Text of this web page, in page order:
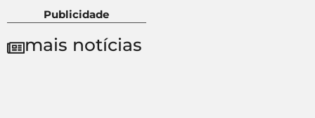
Publicidade
mais notícias